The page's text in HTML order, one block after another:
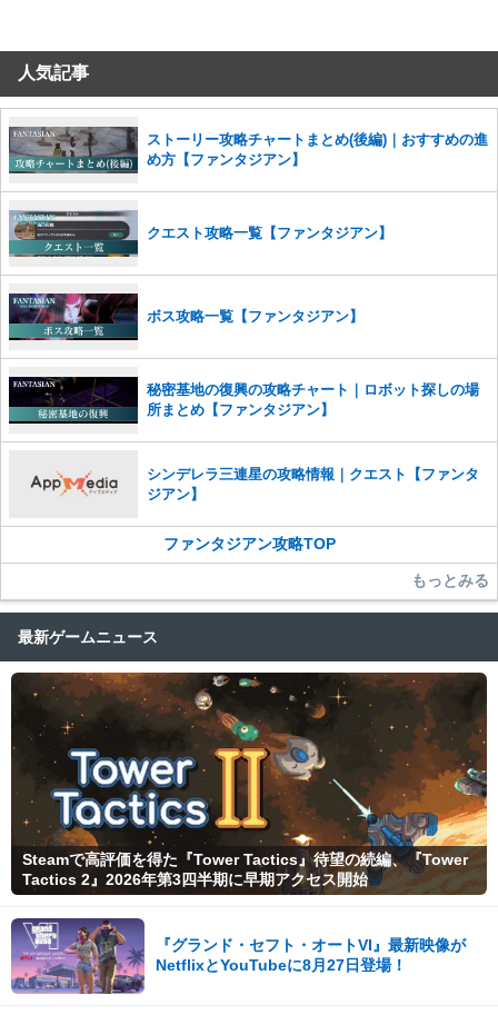
コメントの削除を申請する
せていただきます。ご了承ください。
※一度削除したコメントは復元ができませんのでご注意くだ
さい。
った場合は、法的措置をとらせていただく場合もございますので、あら
かじめご理解くださいませ。
人気記事
ストーリー攻略チャートまとめ(後編)｜おすすめの進
め方【ファンタジアン】
クエスト攻略一覧【ファンタジアン】
ボス攻略一覧【ファンタジアン】
秘密基地の復興の攻略チャート｜ロボット探しの場
所まとめ【ファンタジアン】
シンデレラ三連星の攻略情報｜クエスト【ファンタ
ジアン】
ファンタジアン攻略TOP
もっとみる
最新ゲームニュース
Steamで高評価を得た『Tower Tactics』待望の続編、『Tower
Tactics 2』2026年第3四半期に早期アクセス開始
『グランド・セフト・オートVI』最新映像が
NetflixとYouTubeに8月27日登場！